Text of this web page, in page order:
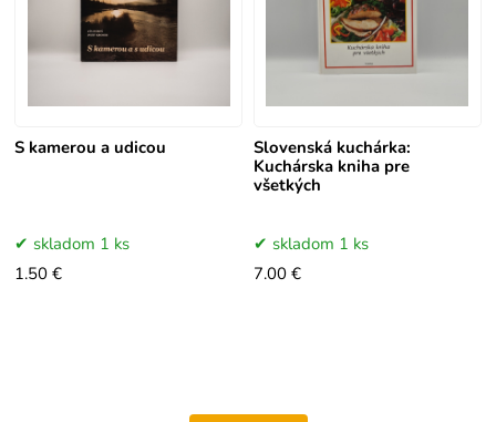
S kamerou a udicou
skladom 1 ks
1.50 €
Slovenská kuchárka:
Kuchárska kniha pre
všetkých
skladom 1 ks
7.00 €